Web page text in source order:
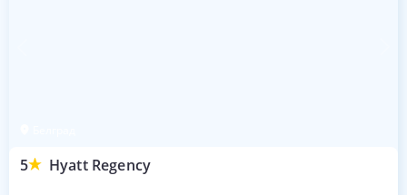
5 Hyatt Regency